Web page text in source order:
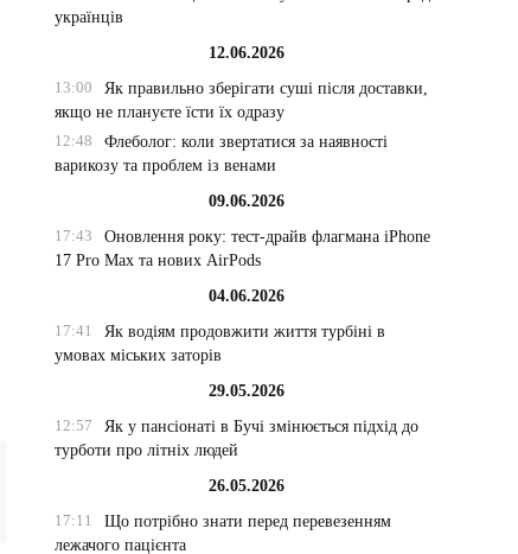
українців
12.06.2026
13:00
Як правильно зберігати суші після доставки,
якщо не плануєте їсти їх одразу
12:48
Флеболог: коли звертатися за наявності
варикозу та проблем із венами
09.06.2026
17:43
Оновлення року: тест-драйв флагмана iPhone
17 Pro Max та нових AirPods
04.06.2026
17:41
Як водіям продовжити життя турбіні в
умовах міських заторів
29.05.2026
12:57
Як у пансіонаті в Бучі змінюється підхід до
турботи про літніх людей
26.05.2026
17:11
Що потрібно знати перед перевезенням
лежачого пацієнта